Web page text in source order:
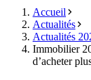
Accueil
Actualités
Actualités
Immobilier
d’acheter